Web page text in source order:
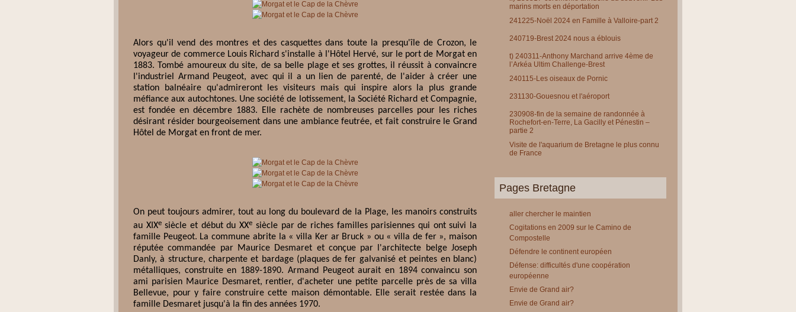
Alors qu'il vend des montres et des casquettes dans toute la presqu'île de Crozon, le
voyageur de commerce Louis Richard s'installe à l'Hôtel Hervé, sur le port de Morgat en
1883. Tombé amoureux du site, de sa belle plage et ses grottes, il réussit à convaincre
l'industriel Armand Peugeot, avec qui il a un lien de parenté, de l'aider à créer une
station balnéaire qu'admireront les visiteurs mais qui inspire alors la plus grande
méfiance aux autochtones. Une société de lotissement, la Société Richard et Compagnie,
est fondée en décembre 1883. Elle rachète de nombreuses parcelles pour les riches
désirant résider bourgeoisement dans une ambiance feutrée, et fait construire le Grand
Hôtel de Morgat en front de mer.
On peut toujours admirer, tout au long du boulevard de la Plage, les manoirs construits
au XIXesiècle et début du XXe siècle par de riches familles parisiennes qui ont suivi la
famille Peugeot. La commune abrite la « villa Ker ar Bruck » ou « villa de fer », maison
réputée commandée par Maurice Desmaret et conçue par l'architecte belge Joseph
Danly, à structure, charpente et bardage (plaques de fer galvanisé et peintes en blanc)
métalliques, construite en 1889-1890. Armand Peugeot aurait en 1894 convaincu son
ami parisien Maurice Desmaret, rentier, d'acheter une petite parcelle près de sa villa
Bellevue, pour y faire construire cette maison démontable. Elle serait restée dans la
famille Desmaret jusqu'à la fin des années 1970.
marins morts en déportation
241225-Noël 2024 en Famille à Valloire-part 2
240719-Brest 2024 nous a éblouis
t) 240311-Anthony Marchand arrive 4ème de
l’Arkéa Ultim Challenge-Brest
240115-Les oiseaux de Pornic
231130-Gouesnou et l'aéroport
230908-fin de la semaine de randonnée à
Rochefort-en-Terre, La Gacilly et Pénestin –
partie 2
Visite de l'aquarium de Bretagne le plus connu
de France
Pages Bretagne
aller chercher le maintien
Cogitations en 2009 sur le Camino de
Compostelle
Défendre le continent européen
Défense: difficultés d'une coopération
européenne
Envie de Grand air?
Envie de Grand air?